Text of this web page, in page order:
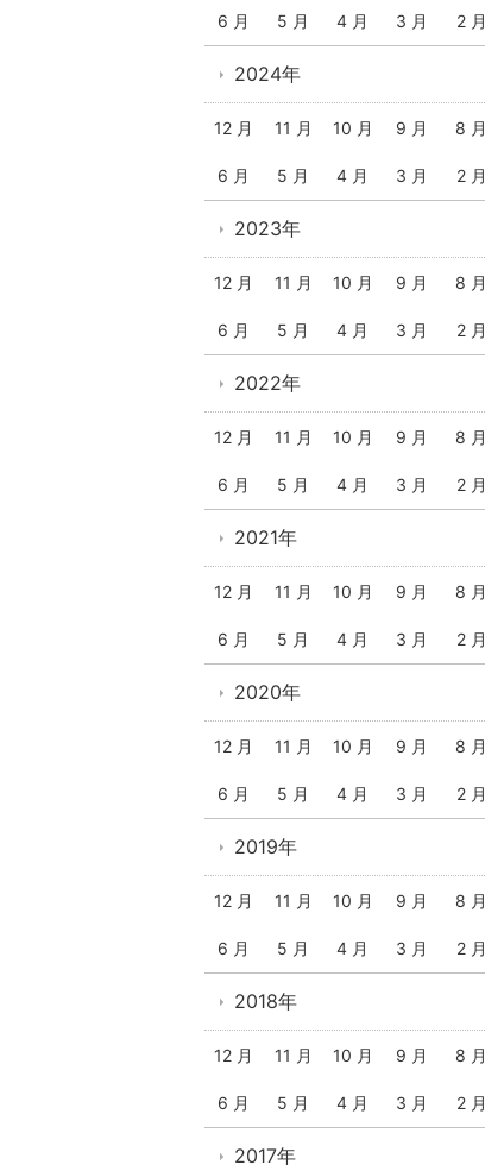
6 月 5 月 4 月 3 月 2 月
2024年
12 月 11 月 10 月 9 月 8 月
6 月 5 月 4 月 3 月 2 月
2023年
12 月 11 月 10 月 9 月 8 月
6 月 5 月 4 月 3 月 2 月
2022年
12 月 11 月 10 月 9 月 8 月
6 月 5 月 4 月 3 月 2 月
2021年
12 月 11 月 10 月 9 月 8 月
6 月 5 月 4 月 3 月 2 月
2020年
12 月 11 月 10 月 9 月 8 月
6 月 5 月 4 月 3 月 2 月
2019年
12 月 11 月 10 月 9 月 8 月
6 月 5 月 4 月 3 月 2 月
2018年
12 月 11 月 10 月 9 月 8 月
6 月 5 月 4 月 3 月 2 月
2017年